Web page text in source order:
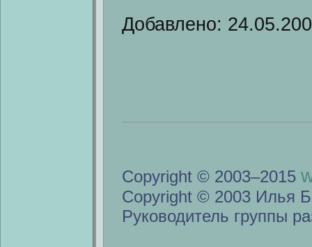
Добавлено:
Copyright © 2003–2015
Copyright © 2003 Илья
Руководитель группы